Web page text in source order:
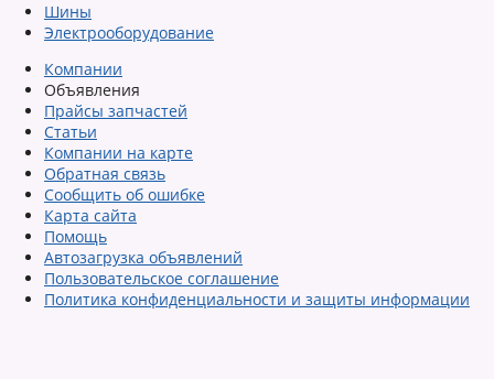
Шины
Электрооборудование
Компании
Объявления
Прайсы запчастей
Статьи
Компании на карте
Обратная связь
Сообщить об ошибке
Карта сайта
Помощь
Автозагрузка объявлений
Пользовательское соглашение
Политика конфиденциальности и защиты информации